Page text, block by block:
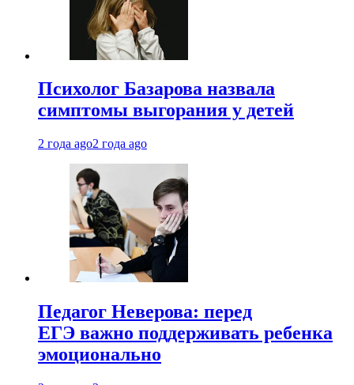
Психолог Базарова назвала
симптомы выгорания у детей
2 года ago2 года ago
Педагог Неверова: перед
ЕГЭ важно поддерживать ребенка
эмоционально